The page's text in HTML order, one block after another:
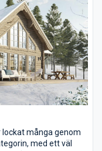
många genom
med ett väl